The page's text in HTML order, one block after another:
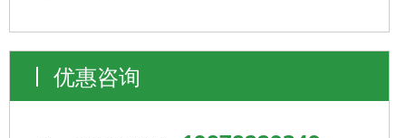
优惠咨询